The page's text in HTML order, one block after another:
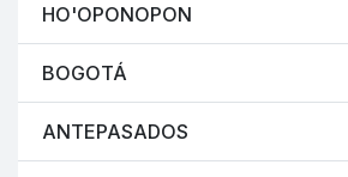
HO'OPONOPON
BOGOTÁ
ANTEPASADOS